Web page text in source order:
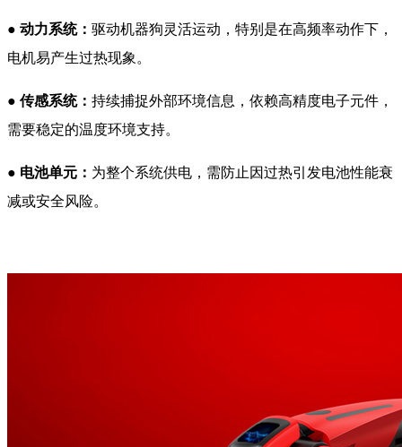
● 动力系统： 驱动机器狗灵活运动，特别是在高频率动作下，
电机易产生过热现象。
● 传感系统： 持续捕捉外部环境信息，依赖高精度电子元件，
需要稳定的温度环境支持。
● 电池单元： 为整个系统供电，需防止因过热引发电池性能衰
减或安全风险。